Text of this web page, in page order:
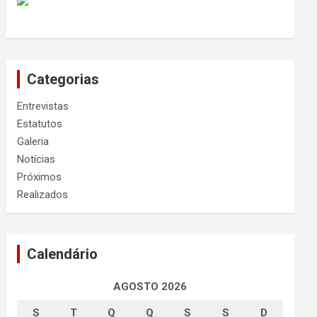
Categorias
Entrevistas
Estatutos
Galeria
Notícias
Próximos
Realizados
Calendário
AGOSTO 2026
S T Q Q S S D